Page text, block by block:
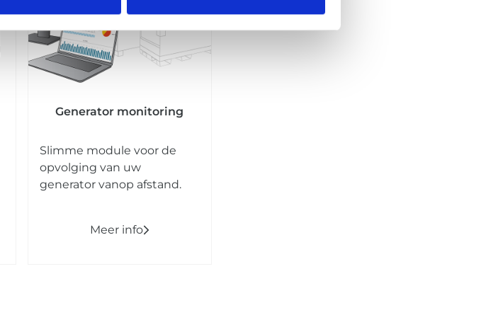
Generator monitoring
Slimme module voor de
opvolging van uw
generator vanop afstand.
Meer info